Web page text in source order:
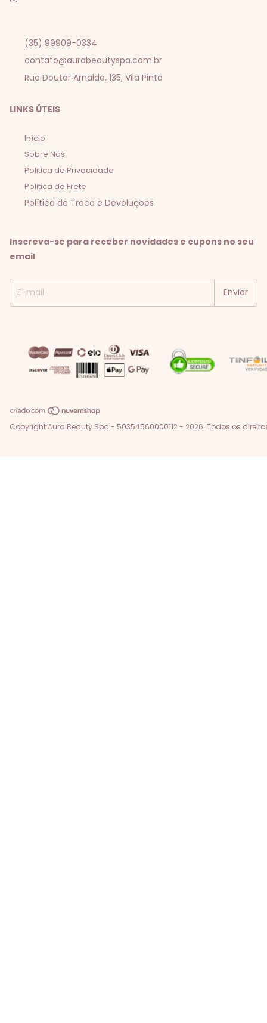
(35) 99909-0334
contato@aurabeautyspa.com.br
Rua Doutor Arnaldo, 135, Vila Pinto
LINKS ÚTEIS
Início
Sobre Nós
Politica de Privacidade
Politica de Frete
Política de Troca e Devoluções
Inscreva-se para receber novidades e cupons no seu
email
Copyright Aura Beauty Spa - 50354560000112 - 2026. Todos os